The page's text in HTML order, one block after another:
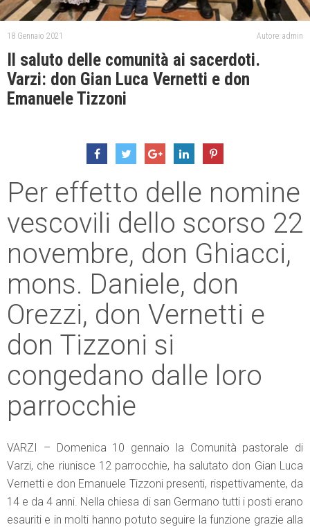
18 Gennaio 2021 Autore: admin
Il saluto delle comunità ai sacerdoti.
Varzi: don Gian Luca Vernetti e don
Emanuele Tizzoni
Per effetto delle nomine
vescovili dello scorso 22
novembre, don Ghiacci,
mons. Daniele, don
Orezzi, don Vernetti e
don Tizzoni si
congedano dalle loro
parrocchie
VARZI – Domenica 10 gennaio la Comunità pastorale di
Varzi, che riunisce 12 parrocchie, ha salutato don Gian Luca
Vernetti e don Emanuele Tizzoni presenti, rispettivamente, da
14 e da 4 anni. Nella chiesa di san Germano tutti i posti erano
esauriti e in molti hanno potuto seguire la funzione grazie alla